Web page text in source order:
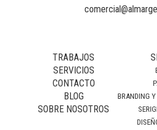
TRABAJOS
SERVICIOS
CONTACTO
BLOG
SOBRE NOSOTROS
BRANDING